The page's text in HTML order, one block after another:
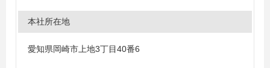
本社所在地
愛知県岡崎市上地3丁目40番6